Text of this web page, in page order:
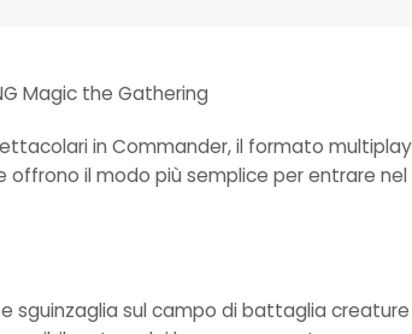
Magic the Gathering
in Commander, il formato
offrono il modo più semplice per entrare
sguinzaglia sul campo di battaglia